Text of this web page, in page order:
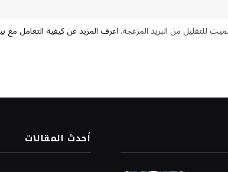
للتقليل من البريد المزعجة.اعرف المزيد عن كيفية التعامل مع
أحدث المقالات